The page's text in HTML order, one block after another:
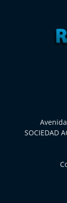
SOCIEDAD